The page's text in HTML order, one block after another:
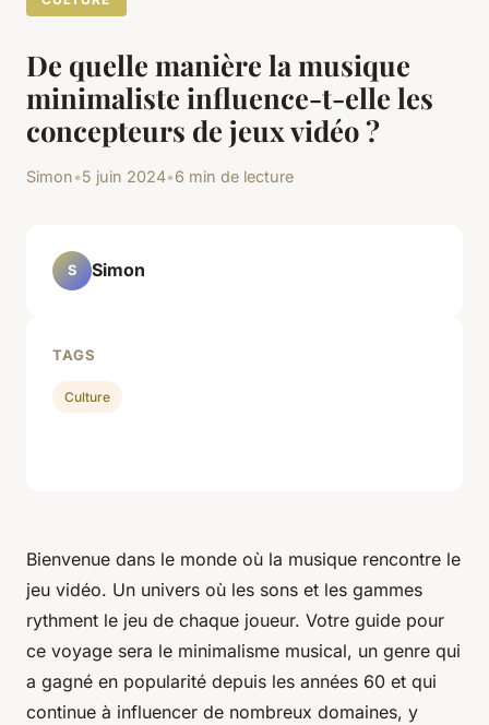
De quelle manière la musique
minimaliste influence-t-elle les
concepteurs de jeux vidéo ?
Simon•5 juin 2024•6 min de lecture
Bienvenue dans le monde où la musique rencontre le
jeu vidéo. Un univers où les sons et les gammes
rythment le jeu de chaque joueur. Votre guide pour
ce voyage sera le minimalisme musical, un genre qui
a gagné en popularité depuis les années 60 et qui
continue à influencer de nombreux domaines, y
S Simon
TAGS
Culture